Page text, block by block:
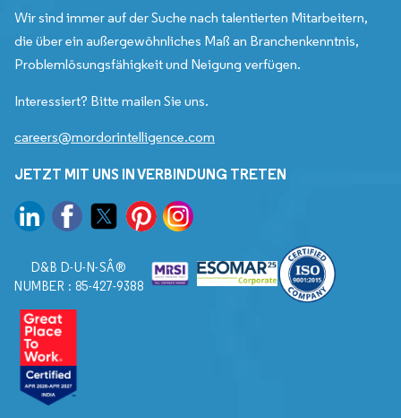
Wir sind immer auf der Suche nach talentierten Mitarbeitern,
die über ein außergewöhnliches Maß an Branchenkenntnis,
Problemlösungsfähigkeit und Neigung verfügen.
Interessiert? Bitte mailen Sie uns.
careers@mordorintelligence.com
JETZT MIT UNS IN VERBINDUNG TRETEN
D&B D-U-N-SÂ®
NUMBER : 85-427-9388